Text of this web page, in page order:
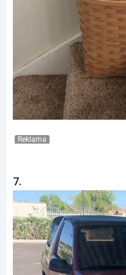
Reklama
7.